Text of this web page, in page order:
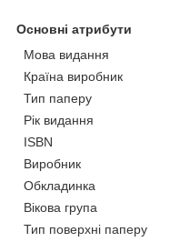
Основні атрибути
Мова видання
Країна виробник
Тип паперу
Рік видання
ISBN
Виробник
Обкладинка
Вікова група
Тип поверхні паперу